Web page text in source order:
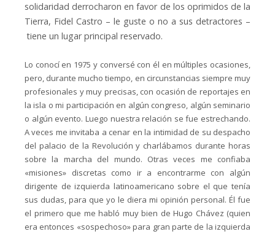
solidaridad derrocharon en favor de los oprimidos de la
Tierra, Fidel Castro – le guste o no a sus detractores –
tiene un lugar principal reservado.
Lo conocí en 1975 y conversé con él en múltiples ocasiones,
pero, durante mucho tiempo, en circunstancias siempre muy
profesionales y muy precisas, con ocasión de reportajes en
la isla o mi participación en algún congreso, algún seminario
o algún evento. Luego nuestra relación se fue estrechando.
A veces me invitaba a cenar en la intimidad de su despacho
del palacio de la Revolución y charlábamos durante horas
sobre la marcha del mundo. Otras veces me confiaba
«misiones» discretas como ir a encontrarme con algún
dirigente de izquierda latinoamericano sobre el que tenía
sus dudas, para que yo le diera mi opinión personal. Él fue
el primero que me habló muy bien de Hugo Chávez (quien
era entonces «sospechoso» para gran parte de la izquierda